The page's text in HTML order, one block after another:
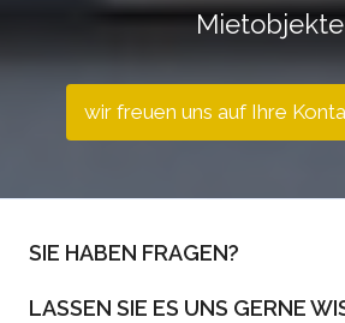
Mietobjekte
wir freuen uns auf Ihre
SIE HABEN FRAGEN?
LASSEN SIE ES UNS GERNE